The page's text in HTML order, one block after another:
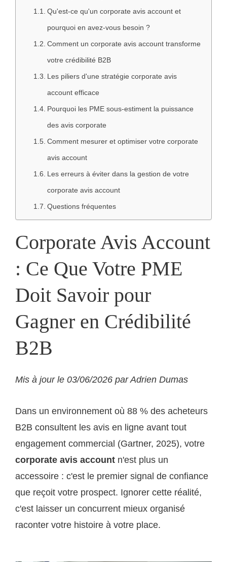
Qu'est-ce qu'un corporate avis account et
pourquoi en avez-vous besoin ?
Comment un corporate avis account transforme
votre crédibilité B2B
Les piliers d'une stratégie corporate avis
account efficace
Pourquoi les PME sous-estiment la puissance
des avis corporate
Comment mesurer et optimiser votre corporate
avis account
Les erreurs à éviter dans la gestion de votre
corporate avis account
Questions fréquentes
Corporate Avis Account
: Ce Que Votre PME
Doit Savoir pour
Gagner en Crédibilité
B2B
Mis à jour le 03/06/2026 par Adrien Dumas
Dans un environnement où 88 % des acheteurs
B2B consultent les avis en ligne avant tout
engagement commercial (Gartner, 2025), votre
corporate avis account n'est plus un
accessoire : c'est le premier signal de confiance
que reçoit votre prospect. Ignorer cette réalité,
c'est laisser un concurrent mieux organisé
raconter votre histoire à votre place.